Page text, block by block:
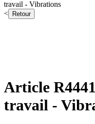
travail - Vibrations
<
Retour
Article
travail -